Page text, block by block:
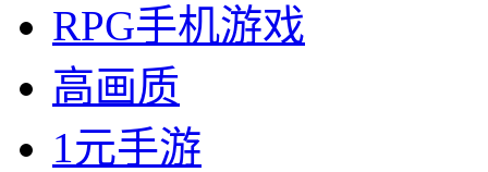
RPG手机游戏
高画质
1元手游